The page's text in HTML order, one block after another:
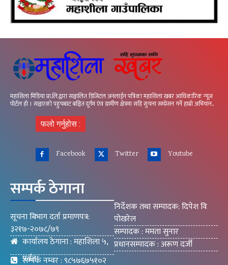
महाशिला मिडिया प्रा.लि.द्वारा सञ्चालित डिजिटल अनलाईन पत्रिका महाशिला खबर आधिकारिक न्यूज
पोर्टल हो । सञ्चारको पहुचबाट बञ्चित दुर्गम एंव ग्रामीण क्षेत्रमा सहि सुचना सम्प्रेसन गर्ने हाम्रो अभियान..
फलो गर्नुहोस :
Facebook Twitter Youtube
सम्पर्क ठेगाना
सूचना बिभाग दर्ता प्रमाणपत्र:
३२१७-२०७८/७९
कार्यालय ठेगाना : महाशिला ५,
पर्वत
सम्पर्क नम्वर : ९८५७६७५१०२
निर्देशक तथा सम्पादक: दिपेश वि
पोखरेल
सम्पादक : ममता सुनार
प्रधानसम्पादक : अरूण दर्जी